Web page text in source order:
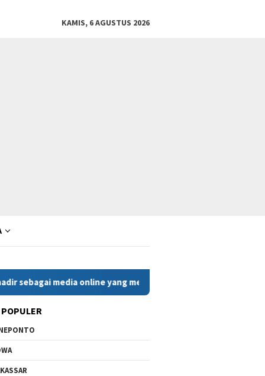
KAMIS, 6 AGUSTUS 2026
online yang menyajikan berita cepat, faktual, dan